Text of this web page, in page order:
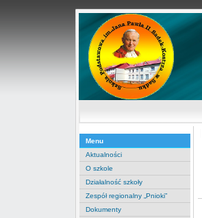
Menu
Aktualności
O szkole
Działalność szkoły
Zespół regionalny „Pnioki”
Dokumenty